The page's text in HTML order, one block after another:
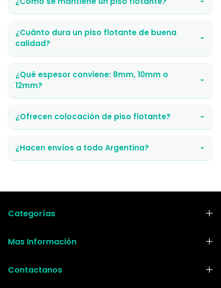
›
¿Cuánto dura un piso flotante de buena
calidad?
›
¿Qué espesor conviene: 8mm, 10mm o
12mm?
›
¿Ofrecen colocación de piso flotante? ›
¿Hacen envíos a todo Argentina? ›
Categorías
Mas Información
Contactanos